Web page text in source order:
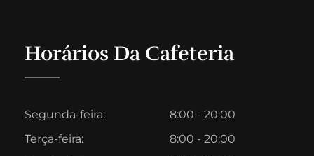
Horários Da Cafeteria
Segunda-feira:
8:00 - 20:00
Terça-feira:
8:00 - 20:00